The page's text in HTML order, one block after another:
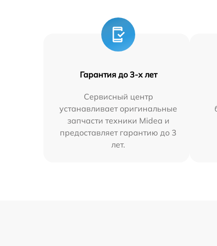
Гарантия до 3-х лет
Сервисный центр
устанавливает оригинальные
запчасти техники Midea и
предоставляет гарантию до 3
лет.